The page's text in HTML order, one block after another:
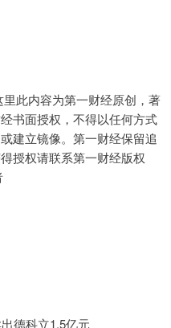
此内容为第一财经原创，著
书面授权，不得以任何方式
建立镜像。第一财经保留追
授权请联系第一财经版权
德科立1.5亿元